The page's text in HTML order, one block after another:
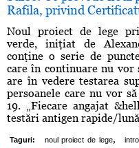
Rafila, privind
Noul proiect de lege
verde, iniţiat de
conţine o serie de
care în continuare nu vor
are în vedere testarea
persoanele care nu vor
19. „Fiecare angajat
testări antigen rapide/
Taguri: noul proiect de lege,